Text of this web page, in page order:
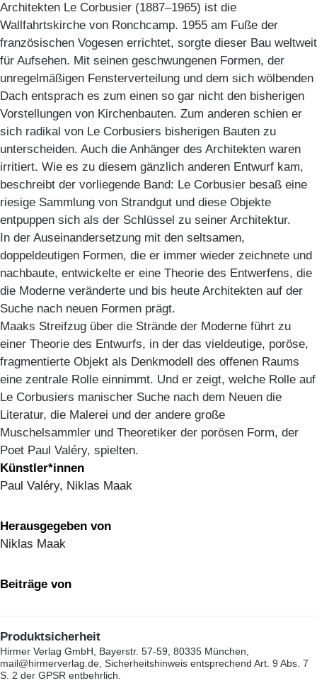
Architekten Le Corbusier (1887–1965) ist die
Wallfahrtskirche von Ronchcamp. 1955 am Fuße der
französischen Vogesen errichtet, sorgte dieser Bau weltweit
für Aufsehen. Mit seinen geschwungenen Formen, der
unregelmäßigen Fensterverteilung und dem sich wölbenden
Dach entsprach es zum einen so gar nicht den bisherigen
Vorstellungen von Kirchenbauten. Zum anderen schien er
sich radikal von Le Corbusiers bisherigen Bauten zu
unterscheiden. Auch die Anhänger des Architekten waren
irritiert. Wie es zu diesem gänzlich anderen Entwurf kam,
beschreibt der vorliegende Band: Le Corbusier besaß eine
riesige Sammlung von Strandgut und diese Objekte
entpuppen sich als der Schlüssel zu seiner Architektur.
In der Auseinandersetzung mit den seltsamen,
doppeldeutigen Formen, die er immer wieder zeichnete und
nachbaute, entwickelte er eine Theorie des Entwerfens, die
die Moderne veränderte und bis heute Architekten auf der
Suche nach neuen Formen prägt.
Maaks Streifzug über die Strände der Moderne führt zu
einer Theorie des Entwurfs, in der das vieldeutige, poröse,
fragmentierte Objekt als Denkmodell des offenen Raums
eine zentrale Rolle einnimmt. Und er zeigt, welche Rolle auf
Le Corbusiers manischer Suche nach dem Neuen die
Literatur, die Malerei und der andere große
Muschelsammler und Theoretiker der porösen Form, der
Poet Paul Valéry, spielten.
Künstler*innen
Paul Valéry, Niklas Maak
Herausgegeben von
Niklas Maak
Beiträge von
Produktsicherheit
Hirmer Verlag GmbH, Bayerstr. 57-59, 80335 München,
mail@hirmerverlag.de, Sicherheitshinweis entsprechend Art. 9 Abs. 7
S. 2 der GPSR entbehrlich.